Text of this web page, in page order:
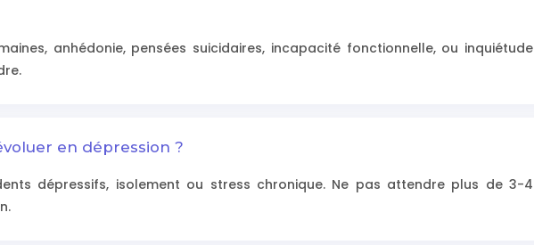
anhédonie, pensées suicidaires, incapacité fonctionnelle, ou inquiétude
en dépression ?
dépressifs, isolement ou stress chronique. Ne pas attendre plus de 3-4